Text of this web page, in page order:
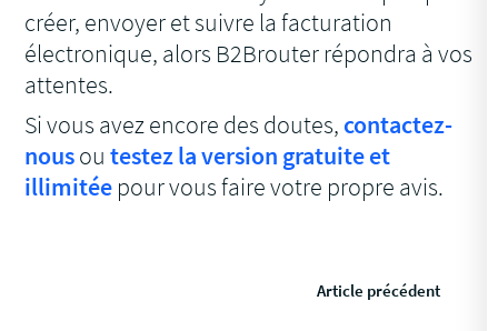
créer, envoyer et suivre la facturation
électronique, alors B2Brouter répondra à vos
attentes.
Si vous avez encore des doutes, contactez-
nousoutestez la version gratuite et
illimitée pour vous faire votre propre avis.
Article précédent